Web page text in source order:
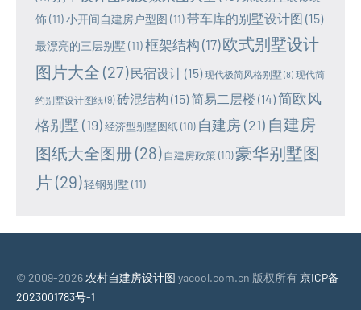
饰(11)小开间自建房户型图 (11)带车库的别墅设计图 (15)
最漂亮的三层别墅 (11)框架结构 (17) 欧式别墅设计
图片大全 (27) 民宿设计(15) 现代极简风格别墅(8) 现代简
约别墅设计图纸 (9) 砖混结构 (15)简易二层楼 (14)简欧风
格别墅 (19)经济型别墅图纸(10) 自建房(21) 自建房
图纸大全图册 (28) 自建房政策(10)豪华别墅图
片 (29)轻钢别墅 (11)
© 2009-2026 农村自建房设计图 yacool.com.cn 版权所有京ICP备
2023001783号-1